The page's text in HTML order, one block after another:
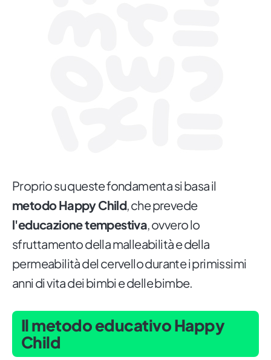
Proprio su queste fondamenta si basa il
metodo Happy Child, che prevede
l'educazione tempestiva, ovvero lo
sfruttamento della malleabilità e della
permeabilità del cervello durante i primissimi
anni di vita dei bimbi e delle bimbe.
Il metodo educativo Happy
Child